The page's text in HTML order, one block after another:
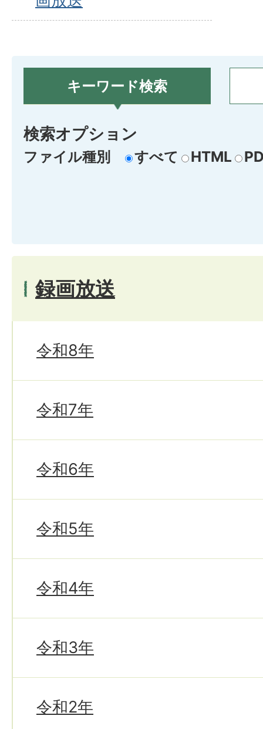
キーワード検索
検索オプション
ファイル種別 すべて HTML
録画放送
令和8年
令和7年
令和6年
令和5年
令和4年
令和3年
令和2年